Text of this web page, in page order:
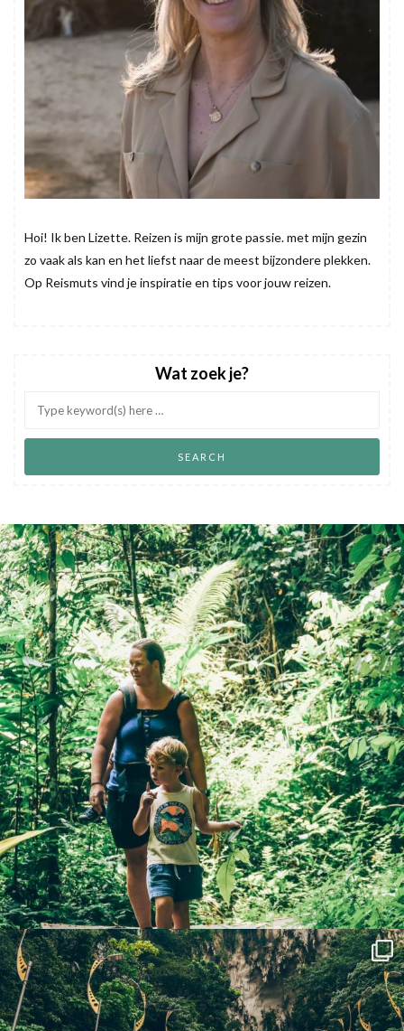
Hoi! Ik ben Lizette. Reizen is mijn grote passie. met mijn gezin
zo vaak als kan en het liefst naar de meest bijzondere plekken.
Op Reismuts vind je inspiratie en tips voor jouw reizen.
Wat zoek je?